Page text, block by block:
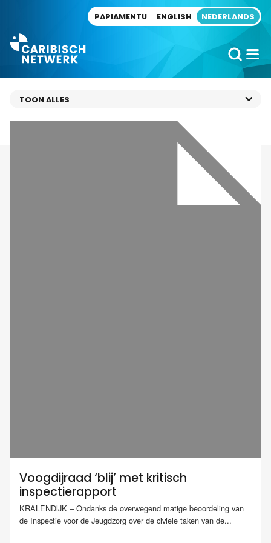
PAPIAMENTU ENGLISH NEDERLANDS
Voogdijraad ‘blij’ met kritisch
inspectierapport
KRALENDIJK – Ondanks de overwegend matige beoordeling van
de Inspectie voor de Jeugdzorg over de civiele taken van de...